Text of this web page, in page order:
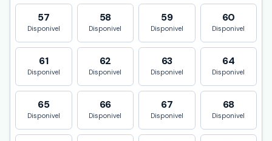
57
Disponivel
58
Disponivel
59
Disponivel
60
Disponivel
61
Disponivel
62
Disponivel
63
Disponivel
64
Disponivel
65
Disponivel
66
Disponivel
67
Disponivel
68
Disponivel